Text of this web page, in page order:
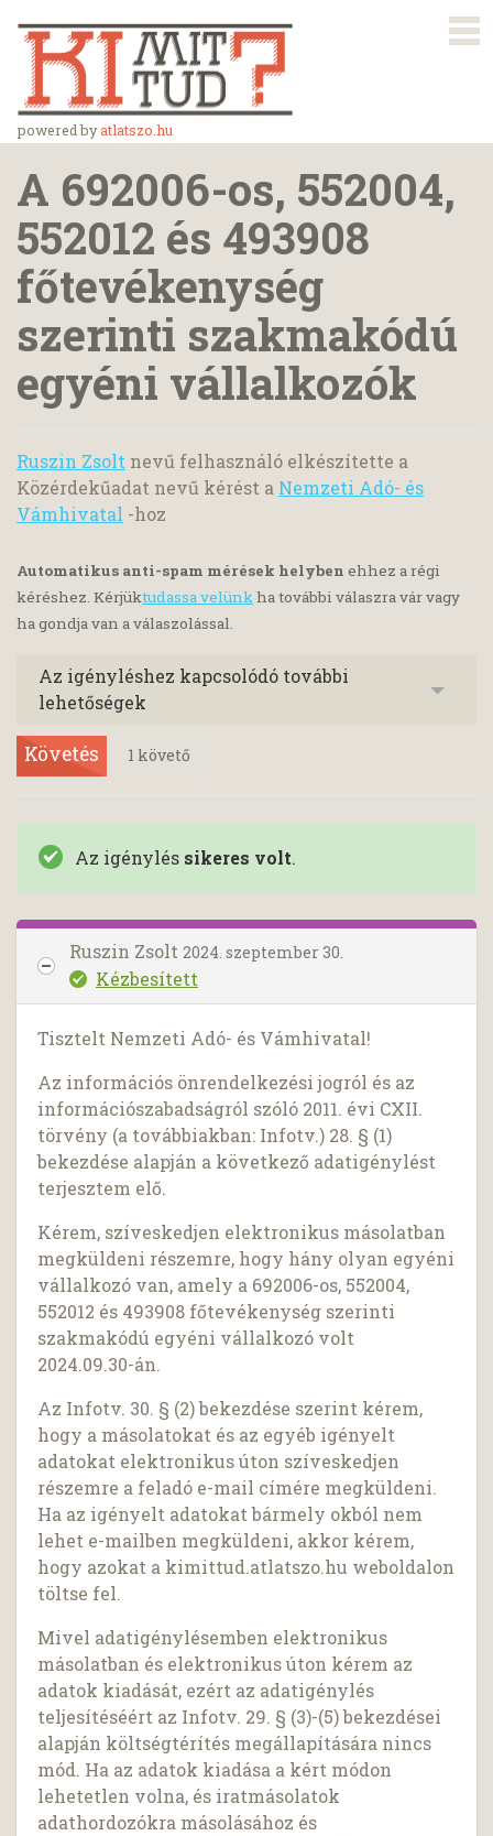
powered byatlatszo.hu
A 692006-os, 552004,
552012 és 493908
főtevékenység
szerinti szakmakódú
egyéni vállalkozók
Ruszin Zsolt nevű felhasználó elkészítette a
Közérdekűadat nevű kérést a Nemzeti Adó- és
Vámhivatal -hoz
Automatikus anti-spam mérések helyben ehhez a régi
kéréshez. Kérjüktudassa velünkha további válaszra vár vagy
ha gondja van a válaszolással.
Az igényléshez kapcsolódó további
lehetőségek
Követés 1 követő
Az igénylés sikeres volt.
Ruszin Zsolt 2024. szeptember 30.
Kézbesített
Tisztelt Nemzeti Adó- és Vámhivatal!
Az információs önrendelkezési jogról és az
információszabadságról szóló 2011. évi CXII.
törvény (a továbbiakban: Infotv.) 28. § (1)
bekezdése alapján a következő adatigénylést
terjesztem elő.
Kérem, szíveskedjen elektronikus másolatban
megküldeni részemre, hogy hány olyan egyéni
vállalkozó van, amely a 692006-os, 552004,
552012 és 493908 főtevékenység szerinti
szakmakódú egyéni vállalkozó volt
2024.09.30-án.
Az Infotv. 30. § (2) bekezdése szerint kérem,
hogy a másolatokat és az egyéb igényelt
adatokat elektronikus úton szíveskedjen
részemre a feladó e-mail címére megküldeni.
Ha az igényelt adatokat bármely okból nem
lehet e-mailben megküldeni, akkor kérem,
hogy azokat a kimittud.atlatszo.hu weboldalon
töltse fel.
Mivel adatigénylésemben elektronikus
másolatban és elektronikus úton kérem az
adatok kiadását, ezért az adatigénylés
teljesítéséért az Infotv. 29. § (3)-(5) bekezdései
alapján költségtérítés megállapítására nincs
mód. Ha az adatok kiadása a kért módon
lehetetlen volna, és iratmásolatok
adathordozókra másolásához és